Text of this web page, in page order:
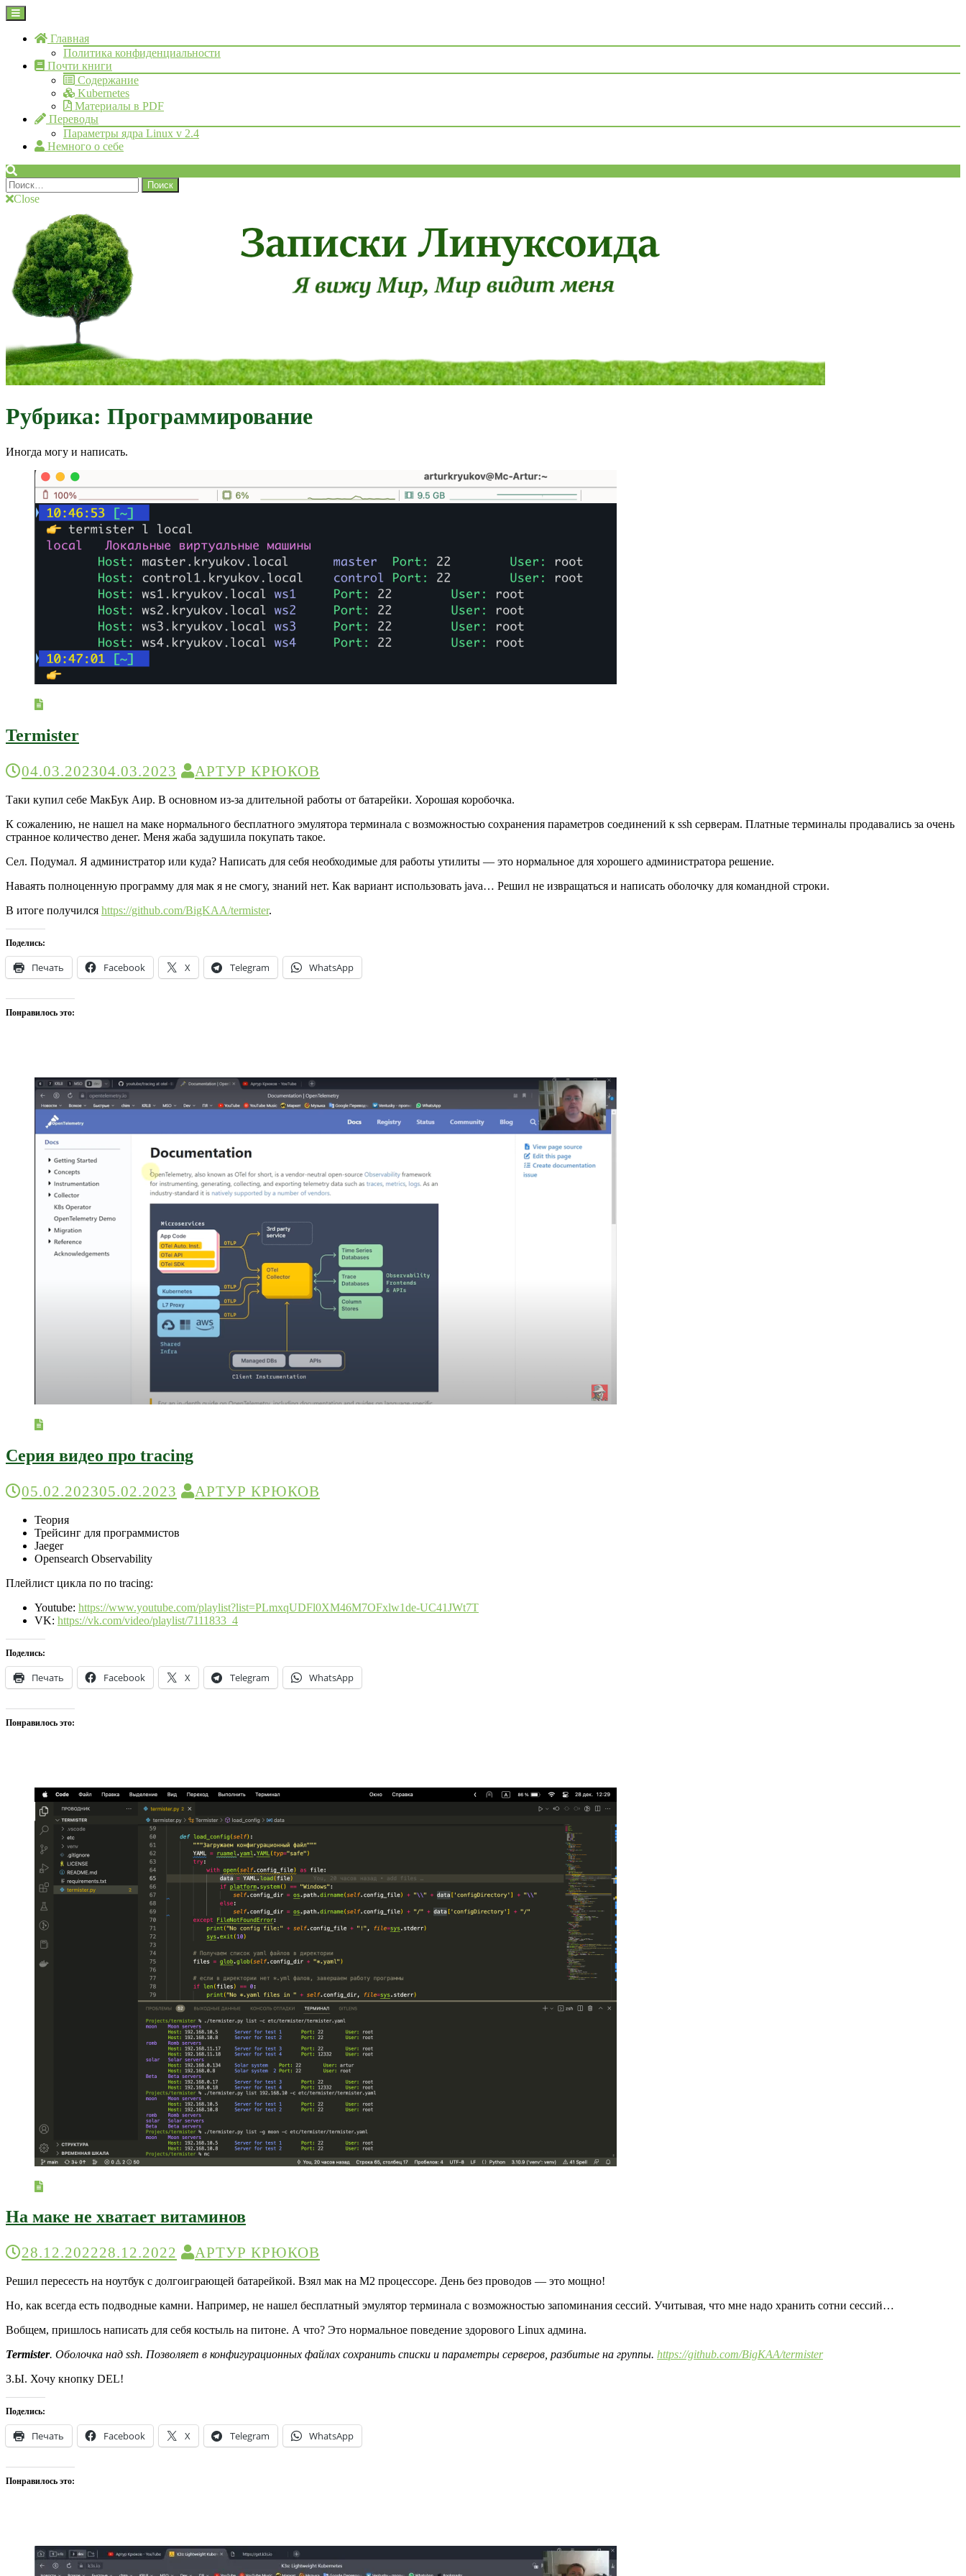
Skip
to
content
Open
Menu
Главная
Политика конфиденциальности
Почти книги
Содержание
Kubernetes
Материалы в PDF
Переводы
Параметры ядра Linux v 2.4
Немного о себе
Найти:
Close
Записки Линуксоида
Я вижу Мир, Мир видит меня
Рубрика: Программирование
Иногда могу и написать.
Termister
04.03.202304.03.2023 АРТУР КРЮКОВ
Таки купил себе МакБук Аир. В основном из-за длительной работы от батарейки. Хорошая коробочка.
К сожалению, не нашел на маке нормального бесплатного эмулятора терминала с возможностью сохранения параметров соединений к ssh серверам. Платные терминалы продавались за очень
странное количество денег. Меня жаба задушила покупать такое.
Сел. Подумал. Я администратор или куда? Написать для себя необходимые для работы утилиты — это нормальное для хорошего администратора решение.
Наваять полноценную программу для мак я не смогу, знаний нет. Как вариант использовать java… Решил не извращаться и написать оболочку для командной строки.
В итоге получился https://github.com/BigKAA/termister.
Поделись:
Печать Facebook X Telegram WhatsApp
Понравилось это:
Серия видео про tracing
05.02.202305.02.2023 АРТУР КРЮКОВ
Теория
Трейсинг для программистов
Jaeger
Opensearch Observability
Плейлист цикла по по tracing:
Youtube: https://www.youtube.com/playlist?list=PLmxqUDFl0XM46M7OFxlw1de-UC41JWt7T
VK: https://vk.com/video/playlist/7111833_4
Поделись:
Печать Facebook X Telegram WhatsApp
Понравилось это:
На маке не хватает витаминов
28.12.202228.12.2022 АРТУР КРЮКОВ
Решил пересесть на ноутбук с долгоиграющей батарейкой. Взял мак на М2 процессоре. День без проводов — это мощно!
Но, как всегда есть подводные камни. Например, не нашел бесплатный эмулятор терминала с возможностью запоминания сессий. Учитывая, что мне надо хранить сотни сессий…
Вобщем, пришлось написать для себя костыль на питоне. А что? Это нормальное поведение здорового Linux админа.
Termister. Оболочка над ssh. Позволяет в конфигурационных файлах сохранить списки и параметры серверов, разбитые на группы. https://github.com/BigKAA/termister
З.Ы. Хочу кнопку DEL!
Поделись:
Печать Facebook X Telegram WhatsApp
Понравилось это: